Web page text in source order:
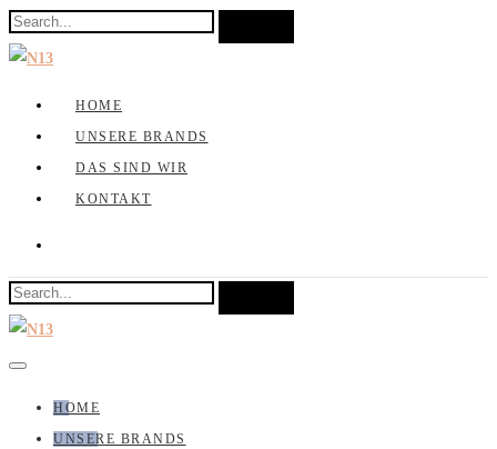
HOME
UNSERE BRANDS
DAS SIND WIR
KONTAKT
HOME
UNSERE BRANDS